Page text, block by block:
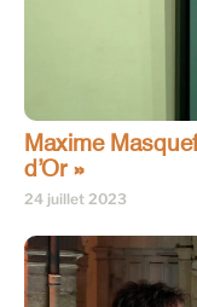
Maxime
d’Or »
24 juillet 2023